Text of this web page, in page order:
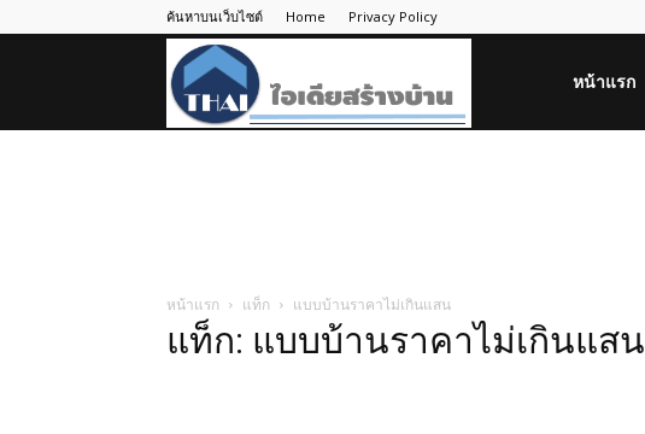
ค้นหาบนเว็บไซต์ Home Privacy Policy
หน้าแรก
หน้าแรก แท็ก แบบบ้านราคาไม่เกินแสน
แท็ก: แบบบ้านราคาไม่เกินแสน